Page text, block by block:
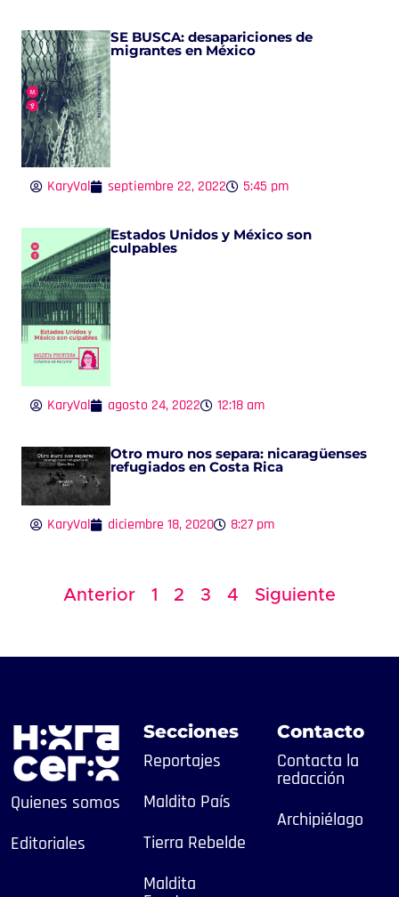
SE BUSCA: desapariciones de
migrantes en México
KaryVal septiembre 22, 2022 5:45 pm
Estados Unidos y México son
culpables
KaryVal agosto 24, 2022 12:18 am
Otro muro nos separa: nicaragüenses
refugiados en Costa Rica
KaryVal diciembre 18, 2020 8:27 pm
Anterior 1 2 3 4 Siguiente
Quienes somos
Editoriales
Secciones
Reportajes
Maldito País
Tierra Rebelde
Maldita
Contacto
Contacta la
redacción
Archipiélago